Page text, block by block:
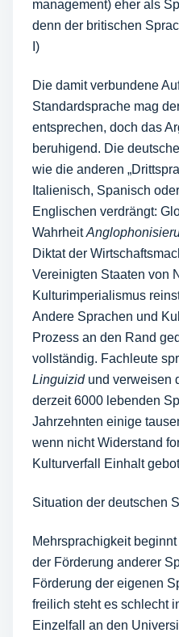
management) eher als
denn der britischen
I)
Die damit verbundene
Standardsprache mag
entsprechen, doch das
beruhigend. Die
wie die anderen
Italienisch, Spanisch
Englischen verdrängt:
Wahrheit
Diktat der
Vereinigten Staaten von
Kulturimperialismus
Andere Sprachen und
Prozess an den Rand
vollständig. Fachleute
Linguizidund verweisen
derzeit 6000 lebenden
Jahrzehnten einige
wenn nicht Widerstand
Kulturverfall Einhalt
Situation der deutschen
Mehrsprachigkeit
der Förderung anderer
Förderung der eigenen
freilich steht es schlecht
Einzelfall an den